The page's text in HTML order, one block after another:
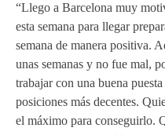
“Llego a Barcelona muy
esta semana para llegar
semana de manera positiva.
unas semanas y no fue mal,
trabajar con una buena
posiciones más decentes.
el máximo para conseguirlo.